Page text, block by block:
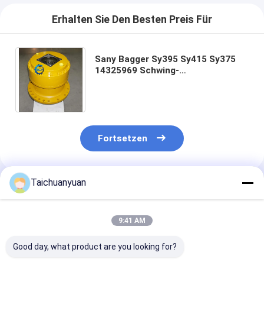
Erhalten Sie Den Besten Preis Für
Sany Bagger Sy395 Sy415 Sy375
14325969 Schwing-
Fortsetzen
Empfohlene Produkte
Taichuanyuan
9:41 AM
Good day, what product are you looking for?